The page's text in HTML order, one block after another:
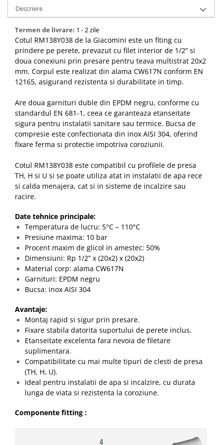
Bucatarie
Mobila bucatarie
Dulapuri si rafturi depozitare
Mese bucatarie si living
Mobilier bucatarie
Scaune bucatarie & living
Vase & ustensile pentru gatit
Oale si cratite
Oale sub presiune
Tavi
Accesorii pentru bucatarie
Cosuri de gunoi
Suporturi si accesorii de bucatarie
Living & hol
Mobila living
Comode
Mese cafea si decorative
Rafturi si biblioteci
Mobila hol
Descriere
Termen de livrare: 1 - 2 zile
Cotul RM138Y038 de la Giacomini este un fiting cu
prindere pe perete, prevazut cu filet interior de 1/2” si
doua conexiuni prin presare pentru teava multistrat 20x2
mm. Corpul este realizat din alama CW617N conform EN
12165, asigurand rezistenta si durabilitate in timp.
Are doua garnituri duble din EPDM negru, conforme cu
standardul EN 681-1, ceea ce garanteaza etanseitate
sigura pentru instalatii sanitare sau termice. Bucsa de
compresie este confectionata din inox AISI 304, oferind
fixare ferma si protectie impotriva coroziunii.
Cotul RM138Y038 este compatibil cu profilele de presa
TH, H si U si se poate utiliza atat in instalatii de apa rece
si calda menajera, cat si in sisteme de incalzire sau
racire.
Date tehnice principale:
Temperatura de lucru: 5°C – 110°C
Presiune maxima: 10 bar
Procent maxim de glicol in amestec: 50%
Dimensiuni: Rp 1/2” x (20x2) x (20x2)
Material corp: alama CW617N
Garnituri: EPDM negru
Bucsa: inox AISI 304
Avantaje:
Montaj rapid si sigur prin presare.
Fixare stabila datorita suportului de perete inclus.
Etanseitate excelenta fara nevoia de filetare
suplimentara.
Compatibilitate cu mai multe tipuri de clesti de presa
(TH, H, U).
Ideal pentru instalatii de apa si incalzire, cu durata
lunga de viata si rezistenta la coroziune.
Componente fitting :